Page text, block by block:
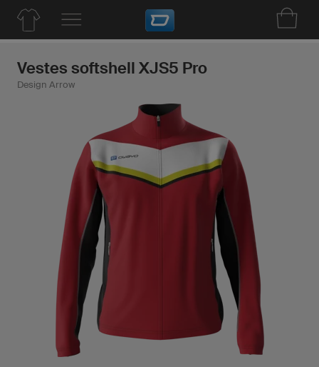
Vestes softshell XJS5 Pro
Design Arrow